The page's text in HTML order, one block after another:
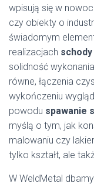
wpisują się w
czy obiekty o
świadomym
realizacjach
solidność
równe, łączenia
wykończeniu
powodu spawanie
myślą o tym, jak
malowaniu czy
tylko kształt, ale
W WeldMetal